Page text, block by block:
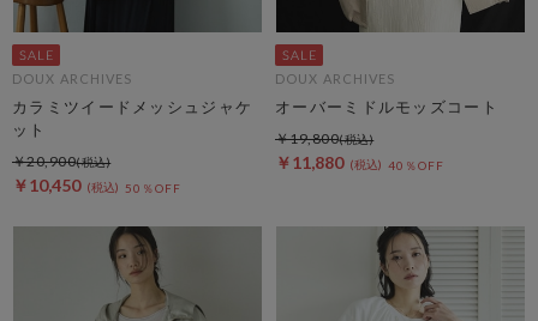
DOUX ARCHIVES
カラミツイードメッシュジャケ
ット
￥10,450 50％OFF
￥20,900
DOUX ARCHIVES
オーバーミドルモッズコート
￥11,880 40％OFF
￥19,800